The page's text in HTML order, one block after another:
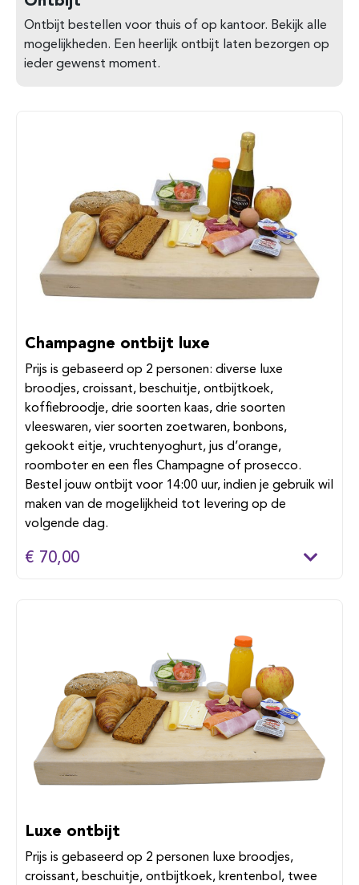
Ontbijt bestellen voor thuis of op kantoor. Bekijk alle
mogelijkheden. Een heerlijk ontbijt laten bezorgen op
ieder gewenst moment.
Champagne ontbijt luxe
Prijs is gebaseerd op 2 personen: diverse luxe
broodjes, croissant, beschuitje, ontbijtkoek,
koffiebroodje, drie soorten kaas, drie soorten
vleeswaren, vier soorten zoetwaren, bonbons,
gekookt eitje, vruchtenyoghurt, jus d’orange,
roomboter en een fles Champagne of prosecco.
Bestel jouw ontbijt voor 14:00 uur, indien je gebruik wil
maken van de mogelijkheid tot levering op de
volgende dag.
€ 70,00
Luxe ontbijt
Prijs is gebaseerd op 2 personen luxe broodjes,
croissant, beschuitje, ontbijtkoek, krentenbol, twee